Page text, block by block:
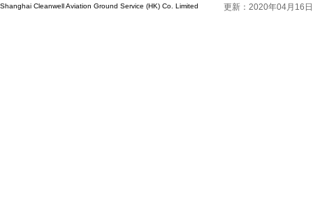
Shanghai Cleanwell Aviation Ground Service (HK) Co. Limited 更新：2020年04月16日